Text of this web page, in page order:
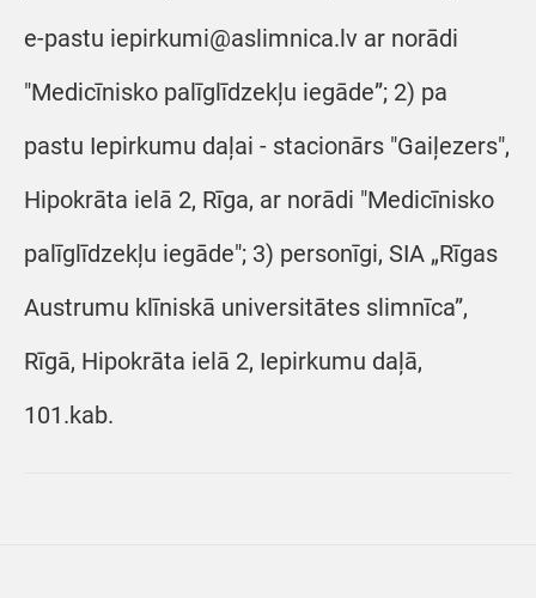
e-pastu iepirkumi@aslimnica.lv ar norādi
"Medicīnisko palīglīdzekļu iegāde”; 2) pa
pastu Iepirkumu daļai - stacionārs "Gaiļezers",
Hipokrāta ielā 2, Rīga, ar norādi "Medicīnisko
palīglīdzekļu iegāde"; 3) personīgi, SIA „Rīgas
Austrumu klīniskā universitātes slimnīca”,
Rīgā, Hipokrāta ielā 2, Iepirkumu daļā,
101.kab.